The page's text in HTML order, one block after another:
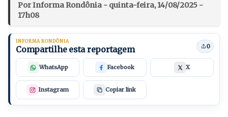
Por Informa Rondônia - quinta-feira, 14/08/2025 -
17h08
INFORMA RONDÔNIA
Compartilhe esta reportagem 0
WhatsApp Facebook X
Instagram Copiar link